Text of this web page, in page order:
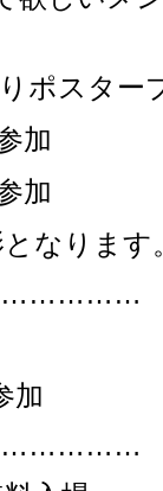
ポスター
加
加
なります
加